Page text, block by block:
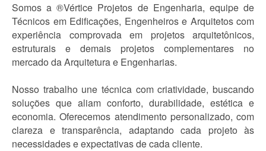
Somos a ®Vértice Projetos de Engenharia, equipe de
Técnicos em Edificações, Engenheiros e Arquitetos com
experiência comprovada em projetos arquitetônicos,
estruturais e demais projetos complementares no
mercado da Arquitetura e Engenharias.
Nosso trabalho une técnica com criatividade, buscando
soluções que aliam conforto, durabilidade, estética e
economia. Oferecemos atendimento personalizado, com
clareza e transparência, adaptando cada projeto às
necessidades e expectativas de cada cliente.